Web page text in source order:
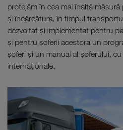
protejăm în cea mai înaltă
şi încărcătura, în timpul
dezvoltat şi implementat pentru
şi pentru şoferii acestora un
şoferi şi un manual al şoferului,
internaţionale.